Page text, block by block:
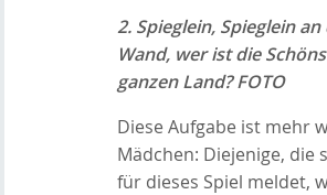
2. Spieglein, Spieglein an
Wand, wer ist die
ganzen Land? FOTO
Diese Aufgabe ist mehr
Mädchen: Diejenige, die
für dieses Spiel meldet,